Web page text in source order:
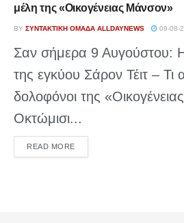
μέλη της «Οικογένειας Μάνσον»
BY ΣΥΝΤΑΚΤΙΚΉ ΟΜΆΔΑ ALLDAYNEWS 09-08-
Σαν σήμερα 9 Αυγούστου:
της εγκύου Σάρον Τέιτ – Τι
δολοφόνοι της
Οκτώμισι...
READ MOREDETAILS